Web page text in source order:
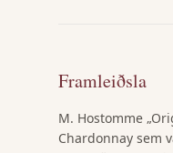
Framleiðsla
M. Hostomme
Chardonnay sem